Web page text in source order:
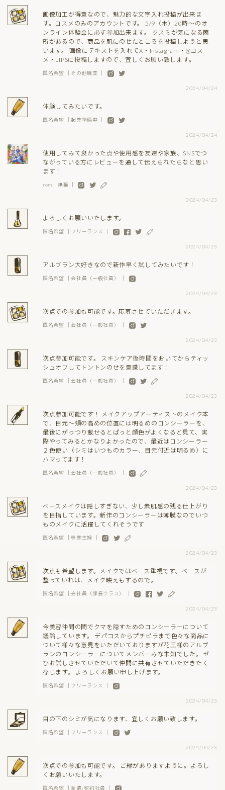
画像加工が得意なので、魅力的な文字入れ投稿が出来ま
す。コスメのみのアカウントです。 5/9（木）20時〜のオ
ンライン体験会に必ず参加出来ます。 クスミが気になる箇
所があるので、商品を肌にのせたところを投稿しようと思
います。 画像にテキストを入れてX・Instagram・@コス
メ・LIPSに投稿しますので、宜しくお願い致します。
匿名希望 ｜その他職業 ｜
2024/04/24
体験してみたいです。
匿名希望 ｜起業準備中 ｜
2024/04/24
使用してみて良かった点や使用感を友達や家族、SNSでつ
ながっている方にレビューを通して伝えられたらなと思い
ます！
rom｜無職 ｜
2024/04/23
よろしくお願いいたします。
匿名希望 ｜フリーランス ｜
2024/04/23
アルブラン大好きなので新作早く試してみたいです！
匿名希望 ｜会社員（一般社員） ｜
2024/04/23
次点での参加も可能です。応募させていただきます。
匿名希望 ｜会社員（一般社員） ｜
2024/04/23
次点参加可能です。 スキンケア後時間をおいてからティッ
シュオフしてトントンのせを意識してます！
匿名希望 ｜会社員（一般社員） ｜
2024/04/23
次点参加可能です！ メイクアップアーティストのメイク本
で、目元〜頬の高めの位置には明るめのコンシーラーを、
最後にがっつり載せるとぱっと顔色がよくなると見て、実
際やってみるとかなりよかったので、最近はコンシーラー
２色使い（シミはいつものカラー、目元付近は明るめ）に
ハマってます！
匿名希望 ｜会社員（一般社員） ｜
2024/04/23
ベースメイクは隠しすぎない、少し素肌感の残る仕上がり
を目指しています。新作のコンシーラーは薄膜なのでいつ
ものメイクに活躍してくれそうです
匿名希望 ｜専業主婦 ｜
2024/04/23
次点も希望します。メイクではベース重視です。ベースが
整っていれは、メイク映えもするので。
匿名希望 ｜会社員（課長クラス） ｜
2024/04/23
今美容仲間の間でクマを隠すためのコンシーラーについて
議論しています。 デパコスからプチピラまで色々な商品に
ついて様々な意見をいただいておりますが花王様のアルブ
ランのコンシーラーについてメンバーみな未知でした。 ぜ
ひお試しさせていただいて仲間に共有させていただきたく
存じます。 よろしくお願い申し上げます。
匿名希望 ｜フリーランス ｜
2024/04/23
目の下のシミが気になります、宜しくお願い致します。
匿名希望 ｜フリーランス ｜
2024/04/23
次点での参加も可能です。 ご縁がありますように。よろし
くお願いいたします。
匿名希望 ｜派遣/契約社員 ｜